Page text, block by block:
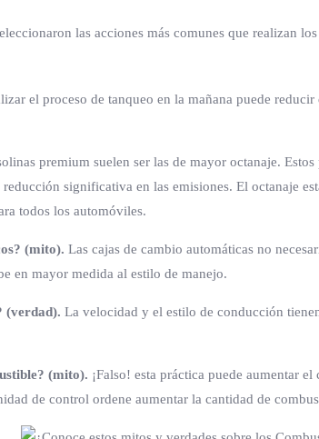
las acciones más comunes que realizan
el proceso de tanqueo en la mañana puede
premium suelen ser las de mayor octanaje.
significativa en las emisiones. El octanaje
todos los automóviles.
(mito). Las cajas de cambio automáticas no
en mayor medida al estilo de manejo.
(verdad). La velocidad y el estilo de conducción
(mito). ¡Falso! esta práctica puede aumentar
de control ordene aumentar la cantidad de